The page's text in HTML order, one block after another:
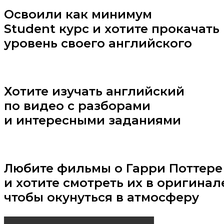
Освоили как минимум
Student курс и хотите прокачать
уровень своего английского
Хотите изучать английский
по видео с разборами
и интересными заданиями
Любите фильмы о Гарри Поттере
и хотите смотреть их в
чтобы окунуться в атмосферу